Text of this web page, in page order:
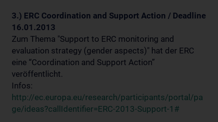
3.) ERC Coordination and Support Action / Deadline
16.01.2013
Zum Thema "Support to ERC monitoring and
evaluation strategy (gender aspects)" hat der ERC
eine “Coordination and Support Action”
veröffentlicht.
Infos:
http://ec.europa.eu/research/participants/portal/pa
ge/ideas?callIdentifier=ERC-2013-Support-1#